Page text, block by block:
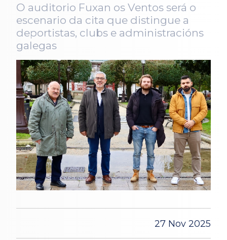
O auditorio Fuxan os Ventos será o
escenario da cita que distingue a
deportistas, clubs e administracións
galegas
27 Nov 2025